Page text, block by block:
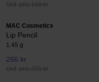
Ord. pris 109 kr
MAC Cosmetics
Lip Pencil
1.45 g
266 kr
Ord. pris 295 kr